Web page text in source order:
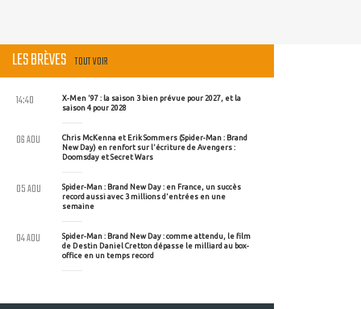
LES BRÈVES TOUT VOIR
X-Men '97 : la saison 3 bien prévue pour 2027, et la
saison 4 pour 2028
14:40
Chris McKenna et Erik Sommers (Spider-Man : Brand
New Day) en renfort sur l'écriture de Avengers :
Doomsday et Secret Wars
06 AOU
Spider-Man : Brand New Day : en France, un succès
record aussi avec 3 millions d'entrées en une
semaine
05 AOU
Spider-Man : Brand New Day : comme attendu, le film
de Destin Daniel Cretton dépasse le milliard au box-
office en un temps record
04 AOU